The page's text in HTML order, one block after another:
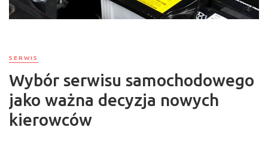
SERWIS
Wybór serwisu samochodowego
jako ważna decyzja nowych
kierowców